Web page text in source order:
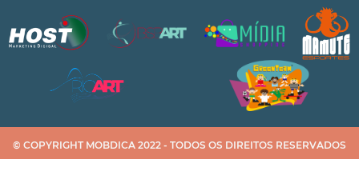
© COPYRIGHT MOBDICA 2022 - TODOS OS DIREITOS RESERVADOS